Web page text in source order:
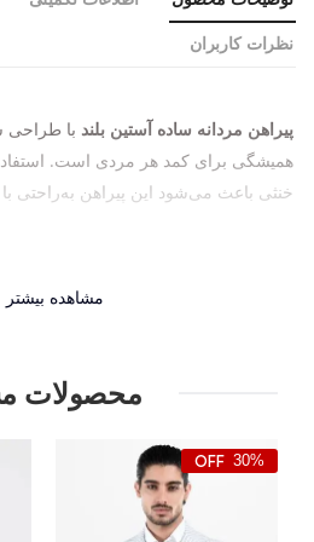
نظرات کاربران
پیراهن مردانه ساده آستین بلند با طراحی
همیشگی برای کمد هر مردی است.
خنثی باعث می‌شود این پیراهن به‌راحتی
مشاهده بیشتر
محصولات
30%